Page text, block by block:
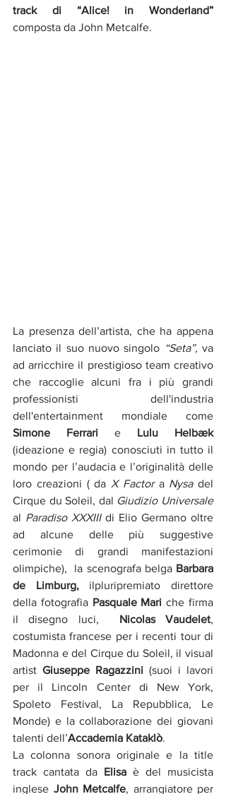
composta da John Metcalfe.
La presenza dell’artista, che ha appena
lanciato il suo nuovo singolo “Seta”, va
ad arricchire il prestigioso team creativo
che raccoglie alcuni fra i più grandi
professionisti dell'industria
Simone Ferrari e
Lulu Helbæk
(ideazione e regia) conosciuti in tutto il
mondo per l’audacia e l’originalità delle
loro creazioni ( da X Factor a Nysa del
Cirque du Soleil, dal Giudizio Universale
al Paradiso XXXIII di Elio Germano oltre
ad alcune delle più suggestive
cerimonie di grandi manifestazioni
olimpiche),  la scenografa belga Barbara
de Limburg, ilpluripremiato direttore
della fotografia Pasquale Mari che firma
il disegno luci, Nicolas Vaudelet,
costumista francese per i recenti tour di
Madonna e del Cirque du Soleil, il visual
artist Giuseppe Ragazzini (suoi i lavori
per il Lincoln Center di New York,
Spoleto Festival, La Repubblica, Le
Monde) e la collaborazione dei giovani
talenti dell’Accademia Kataklò.
La colonna sonora originale e la title
track cantata da Elisa è del musicista
inglese John Metcalfe, arrangiatore per